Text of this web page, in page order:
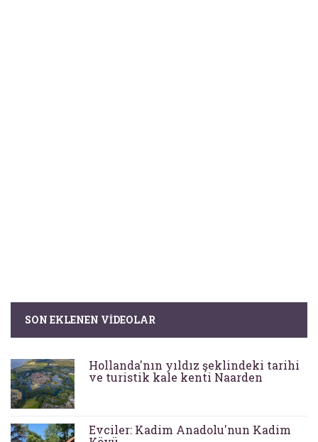
SON EKLENEN VIDEOLAR
Hollanda'nın yıldız şeklindeki tarihi
ve turistik kale kenti Naarden
Evciler: Kadim Anadolu'nun Kadim